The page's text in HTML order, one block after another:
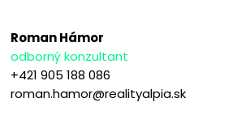
Roman Hámor
odborný konzultant
+421 905 188 086
roman.hamor@realityalpia.sk